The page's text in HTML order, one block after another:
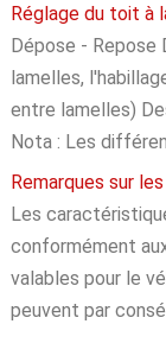
Réglage du toit à
Dépose - Repose
lamelles,
entre lamelles)
Nota : Les
Remarques sur
Les
conformément
valables pour le
peuvent par